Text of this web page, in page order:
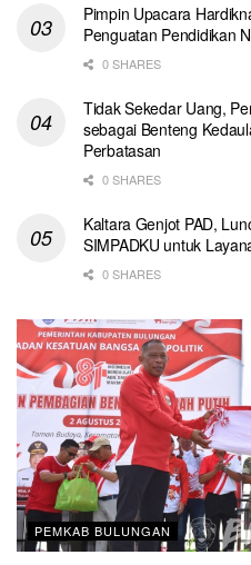
Pimpin Upacara
Penguatan Pendidikan
0 SHARES
Tidak Sekedar Uang,
sebagai Benteng
Perbatasan
0 SHARES
Kaltara Genjot PAD,
SIMPADKU untuk
0 SHARES
PEMKAB BULUNGAN